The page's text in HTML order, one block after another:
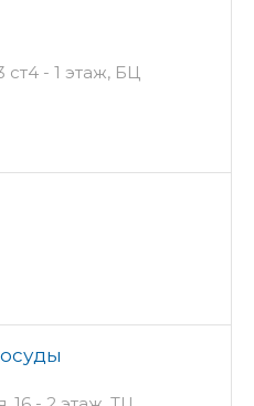
- 1 этаж, БЦ